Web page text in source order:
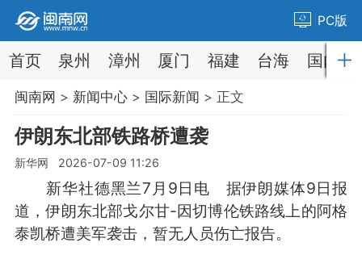
PC版
首页 泉州 漳州 厦门 福建 台海 国内
闽南网 > 新闻中心> 国际新闻 > 正文
伊朗东北部铁路桥遭袭
新华网 2026-07-09 11:26
新华社德黑兰7月9日电 据伊朗媒体9日报
道，伊朗东北部戈尔甘-因切博伦铁路线上的阿格
泰凯桥遭美军袭击，暂无人员伤亡报告。